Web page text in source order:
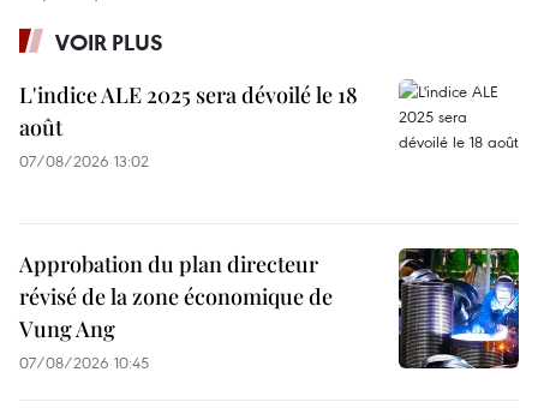
VOIR PLUS
L'indice ALE 2025 sera dévoilé le 18
août
07/08/2026 13:02
Approbation du plan directeur
révisé de la zone économique de
Vung Ang
07/08/2026 10:45